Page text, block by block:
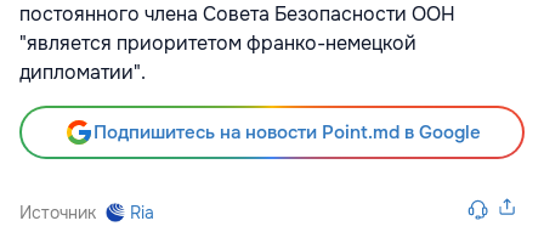
постоянного члена Совета Безопасности ООН
"является приоритетом франко-немецкой
дипломатии".
Подпишитесь на новости Point.md в Google
Источник Ria